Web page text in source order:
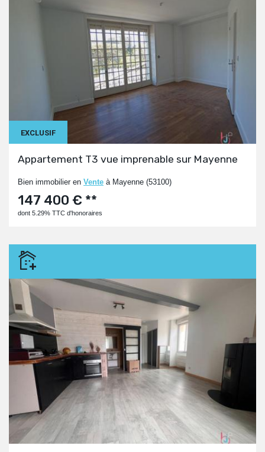
EXCLUSIF
Appartement T3 vue imprenable sur Mayenne
Bien immobilier en Vente à Mayenne (53100)
147 400 € **
dont 5.29% TTC d'honoraires